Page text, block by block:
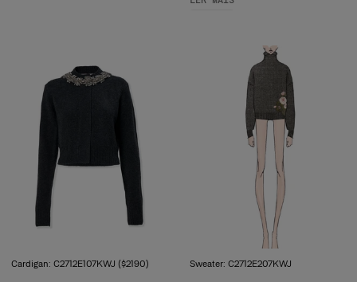
Cardigan: C2712E107KWJ ($2190) Sweater: C2712E207KWJ